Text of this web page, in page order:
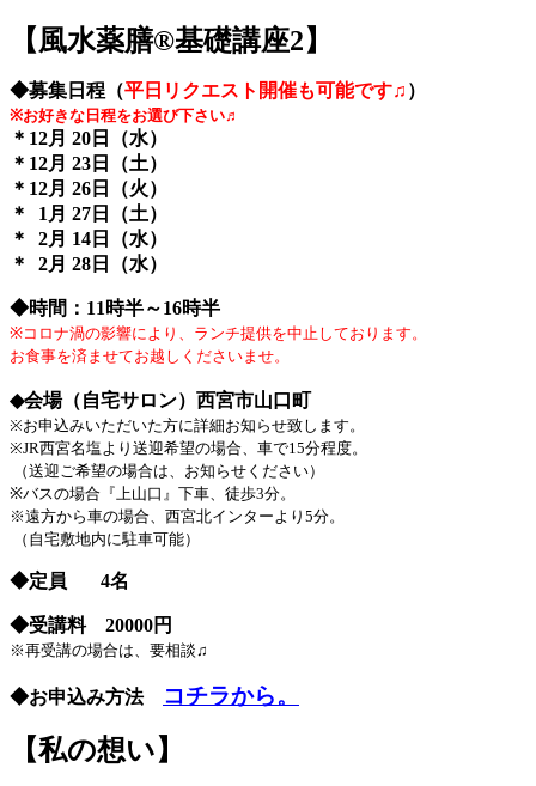
【風水薬膳®︎基礎講座2】
◆募集日程（平日リクエスト開催も可能です♫ ）
※お好きな日程をお選び下さい♬
＊12月 20日（水）
＊12月 23日（土）
＊12月 26日（火）
＊ 1月 27日（土）
＊ 2月 14日（水）
＊ 2月 28日（水）
◆時間：11時半～16時半
※コロナ渦の影響により、ランチ提供を中止しております。
お食事を済ませてお越しくださいませ。
◆会場（自宅サロン） 西宮市山口町
※お申込みいただいた方に詳細お知らせ致します。
※JR西宮名塩より送迎希望の場合、車で15分程度。
（送迎ご希望の場合は、お知らせください）
※バスの場合『上山口』下車、徒歩3分。
※遠方から車の場合、西宮北インターより5分。
（自宅敷地内に駐車可能）
◆定員 4名
◆受講料 20000円
※再受講の場合は、要相談♫
◆お申込み方法 コチラから。
【私の想い】